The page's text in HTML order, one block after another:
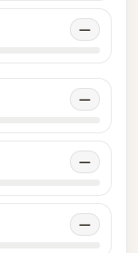
—
—
—
—